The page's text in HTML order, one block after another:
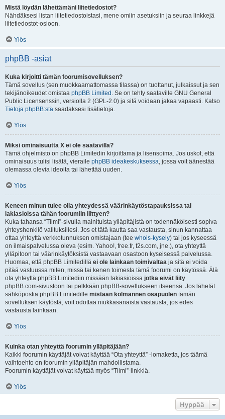
Mistä löydän lähettämäni liitetiedostot?
Nähdäksesi listan liitetiedostoistasi, mene omiin asetuksiin ja seuraa linkkejä
liitetiedostot-osioon.
Ylös
phpBB -asiat
Kuka kirjoitti tämän foorumisovelluksen?
Tämä sovellus (sen muokkaamattomassa tilassa) on tuottanut, julkaissut ja sen
tekijänoikeudet omistaa phpBB Limited . Se on tehty saataville GNU General
Public Licensenssin, versiolla 2 (GPL-2.0) ja sitä voidaan jakaa vapaasti. Katso
Tietoja phpBB:stä saadaksesi lisätietoja.
Ylös
Miksi ominaisuutta X ei ole saatavilla?
Tämä ohjelmisto on phpBB Limitedin kirjoittama ja lisensoima. Jos uskot, että
ominaisuus tulisi lisätä, vieraile phpBB ideakeskuksessa, jossa voit äänestää
olemassa olevia ideoita tai lähettää uuden.
Ylös
Keneen minun tulee olla yhteydessä väärinkäytöstapauksissa tai
lakiasioissa tähän foorumiin liittyen?
Kuka tahansa “Tiimi”-sivulla mainituista ylläpitäjistä on todennäköisesti sopiva
yhteyshenkilö valituksillesi. Jos et tätä kautta saa vastausta, sinun kannattaa
ottaa yhteyttä verkkotunnuksen omistajaan (tee whois-kysely) tai jos kyseessä
on ilmaispalvelussa oleva (esim. Yahoo!, free.fr, f2s.com, jne.), ota yhteyttä
ylläpitoon tai väärinkäytöksistä vastaavaan osastoon kyseisessä palvelussa.
Huomaa, että phpBB Limitedillä ei ole lainkaan toimivaltaa ja sitä ei voida
pitää vastuussa miten, missä tai kenen toimesta tämä foorumi on käytössä. Älä
ota yhteyttä phpBB Limitediin missään lakiasioissa jotka eivät liity
phpBB.com-sivustoon tai pelkkään phpBB-sovellukseen itseensä. Jos lähetät
sähköpostia phpBB Limitedille mistään kolmannen osapuolen tämän
sovelluksen käytöstä, voit odottaa niukkasanaista vastausta, jos edes
vastausta lainkaan.
Ylös
Kuinka otan yhteyttä foorumin ylläpitäjään?
Kaikki foorumin käyttäjät voivat käyttää “Ota yhteyttä” -lomaketta, jos täämä
vaihtoehto on foorumin ylläpitäjän mahdollistama.
Foorumin käyttäjät voivat käyttää myös “Tiimi”-linkkiä.
Ylös
Hyppää